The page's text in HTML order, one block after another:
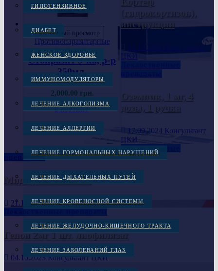
ГИПОТЕНЗИВНОЕ
ДИАБЕТ
ЖЕНСКОЕ ЗДОРОВЬЕ
ИММУНОМОДУЛЯТОРЫ
ЛЕЧЕНИЕ АЛКОГОЛИЗМА
ЛЕЧЕНИЕ АЛЛЕРГИИ
ЛЕЧЕНИЕ ГОРМОНАЛЬНЫХ НАРУШЕНИЙ
ЛЕЧЕНИЕ ДЫХАТЕЛЬНЫХ ПУТЕЙ
ЛЕЧЕНИЕ КРОВЕНОСНОЙ СИСТЕМЫ
ЛЕЧЕНИЕ ЖЕЛУДОЧНО-КИШЕЧНОГО ТРАКТА
ЛЕЧЕНИЕ ЗАБОЛЕВАНИЙ ГЛАЗ
Быстрый просмотр
Противопаразитарные
препараты
Стопразит 9-ка, р-р
350мл.
2,000.00 грн.
В КОРЗИНУ
инструкция
Консультант
ЦКИ
17.09.2024 Консультант
ЦКИ
Лекарственные
препараты
Мидзо, капли 60 мг
21.11.2023Консультант ЦКИ
Гепон 2мг 1 шт. лиофилизат
04.10.2023Консультант ЦКИ